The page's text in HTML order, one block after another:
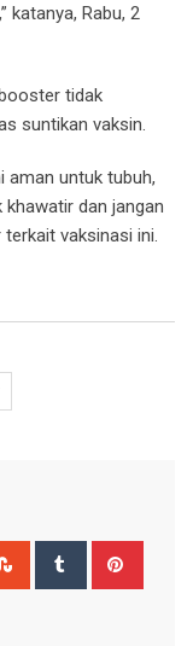
katanya, Rabu, 2
tidak
suntikan vaksin.
aman untuk tubuh,
dan jangan
vaksinasi ini.
StumbleUpon
Tumblr